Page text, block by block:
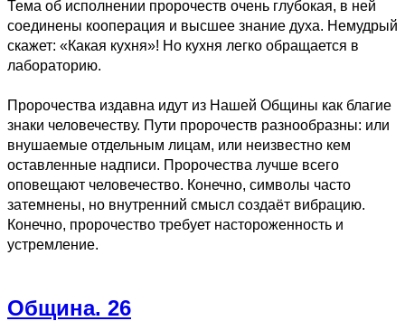
Тема об исполнении пророчеств очень глубокая, в ней
соединены кооперация и высшее знание духа. Немудрый
скажет: «Какая кухня»! Но кухня легко обращается в
лабораторию.
Пророчества издавна идут из Нашей Общины как благие
знаки человечеству. Пути пророчеств разнообразны: или
внушаемые отдельным лицам, или неизвестно кем
оставленные надписи. Пророчества лучше всего
оповещают человечество. Конечно, символы часто
затемнены, но внутренний смысл создаёт вибрацию.
Конечно, пророчество требует настороженность и
устремление.
Община. 26